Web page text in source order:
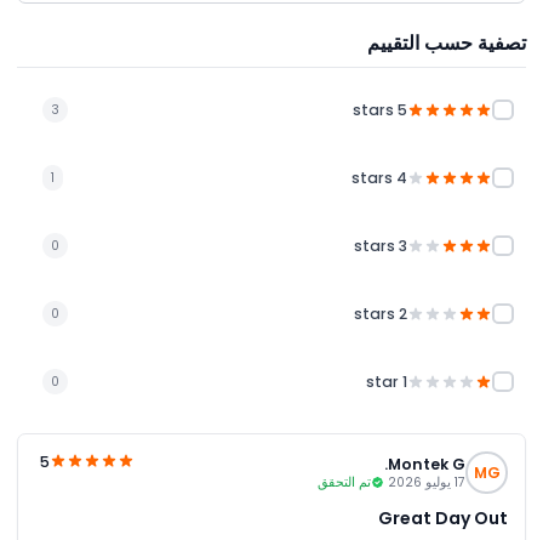
تصفية حسب التقييم
5 stars
3
4 stars
1
3 stars
0
2 stars
0
1 star
0
MG
Montek G.
17 يوليو 2026 تم التحقق
5
Great Day Out